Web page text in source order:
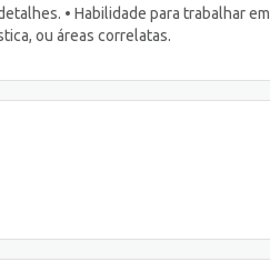
• Habilidade para trabalhar em
ou áreas correlatas.